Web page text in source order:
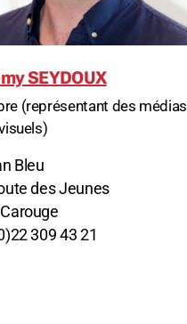
SEYDOUX
(représentant des médias
Bleu
des Jeunes
309 43 21